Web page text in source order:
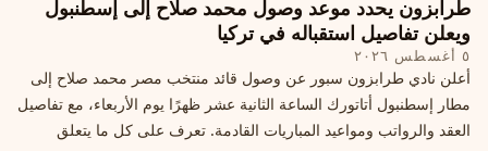
طرابزون يحدد موعد وصول محمد صلاح إلى إسطنبول
ويعلن تفاصيل استقباله في تركيا
٥ أغسطس ٢٠٢٦
أعلن نادي طرابزون سبور عن وصول قائد منتخب مصر محمد صلاح إلى
مطار إسطنبول أتاتورك الساعة الثانية عشر ظهرًا يوم الأربعاء، مع تفاصيل
العقد والرواتب ومواعيد المباريات القادمة. تعرف على كل ما يتعلق